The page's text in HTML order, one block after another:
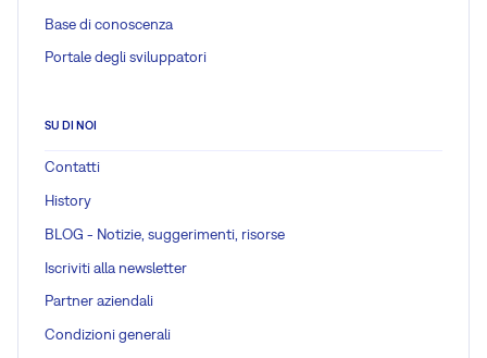
Base di conoscenza
Portale degli sviluppatori
SU DI NOI
Contatti
History
BLOG - Notizie, suggerimenti, risorse
Iscriviti alla newsletter
Partner aziendali
Condizioni generali